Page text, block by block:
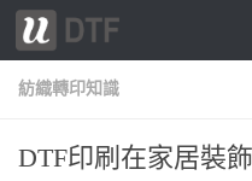
跳轉至內容
紡織轉印知識
DTF印刷在家居裝